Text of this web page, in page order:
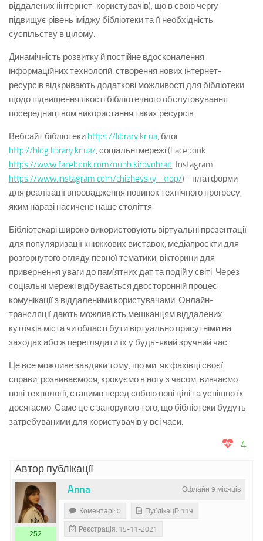
віддалених (інтернет-користувачів), що в свою чергу
підвищує рівень іміджу бібліотеки та її необхідність
суспільству в цілому.
Динамічність розвитку й постійне вдосконалення
інформаційних технологій, створення нових інтернет-
ресурсів відкривають додаткові можливості для бібліотеки
щодо підвищення якості бібліотечного обслуговування
посередництвом використання таких ресурсів.
Вебсайт бібліотеки https://library.kr.ua, блог
http://blog.library.kr.ua/, соціальні мережі (Facebook
https://www.facebook.com/ounb.kirovohrad, Instagram
https://www.instagram.com/chizhevsky_krop/)– платформи
для реалізації впровадження новинок технічного прогресу,
яким наразі насичене наше століття.
Бібліотекарі широко використовують віртуальні презентації
для популяризації книжкових виставок, медіапроєкти для
розгорнутого огляду певної тематики, вікторини для
привернення уваги до пам’ятних дат та подій у світі. Через
соціальні мережі відбувається двосторонній процес
комунікації з віддаленими користувачами. Онлайн-
трансляції дають можливість мешканцям віддалених
куточків міста чи області бути віртуально присутніми на
заходах або ж переглядати їх у будь-який зручний час.
Це все можливе завдяки тому, що ми, як фахівці своєї
справи, розвиваємося, крокуємо в ногу з часом, вивчаємо
нові технології, ставимо перед собою нові цілі та успішно їх
досягаємо. Саме це є запорукою того, що бібліотеки будуть
затребуваними для користувачів у всі часи.
4
Автор публікації
Офлайн 9 місяців
Anna
252
Коментарі: 0 Публікації: 119
Реєстрація: 15-11-2021